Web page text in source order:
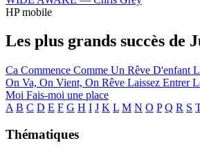
HP mobile
Les plus grands succès de
Ca Commence Comme Un Rêve D'enfant
On Va, On Vient, On Rêve Laissez Entrer
Moi Fais-moi une place
A B C D E F G H I J K L M N O P Q R S
Thématiques